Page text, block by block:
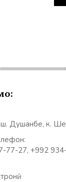
ш. Душанбе, к.
77-27, +992